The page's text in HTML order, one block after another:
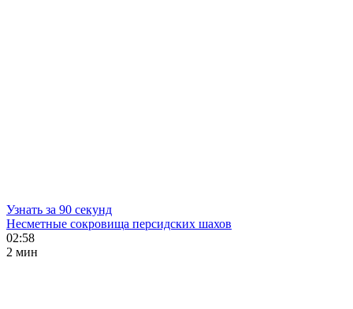
Узнать за 90 секунд
Несметные сокровища персидских шахов
02:58
2 мин